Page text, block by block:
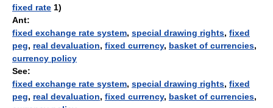
fixed rate 1)
Ant:
fixed exchange rate system, special drawing rights, fixed
peg, real devaluation, fixed currency, basket of currencies,
currency policy
See:
fixed exchange rate system, special drawing rights, fixed
peg, real devaluation, fixed currency, basket of currencies,